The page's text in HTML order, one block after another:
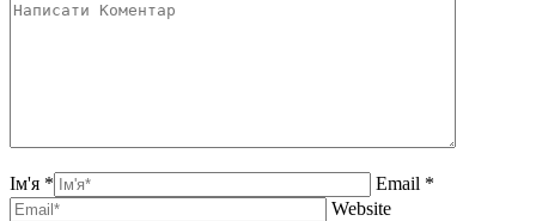
Ім'я *
Email *
Website